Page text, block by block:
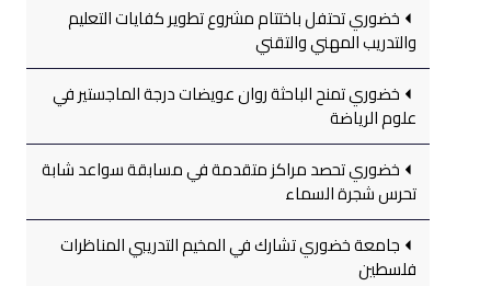
خضوري تحتفل باختتام مشروع تطوير كفايات التعليم
والتدريب المهني والتقني
خضوري تمنح الباحثة روان عويضات درجة الماجستير في
علوم الرياضة
خضوري تحصد مراكز متقدمة في مسابقة سواعد شابة
تحرس شجرة السماء
جامعة خضوري تشارك في المخيم التدريبي المناظرات
فلسطين